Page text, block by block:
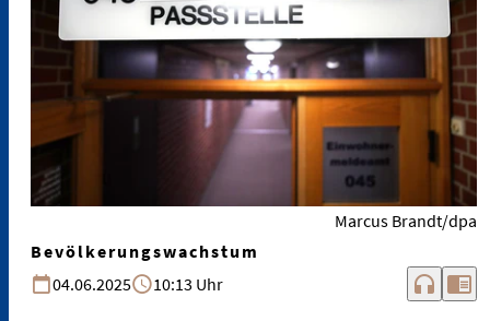
Marcus Brandt/dpa
Bevölkerungswachstum
04.06.2025
10:13 Uhr headphones chrome_reader_mode